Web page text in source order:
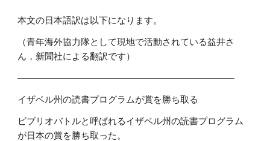
本文の日本語訳は以下になります。
（青年海外協力隊として現地で活動されている益井さ
ん，新聞社による翻訳です）
――――――――――――――――――――――――
イザベル州の読書プログラムが賞を勝ち取る
ビブリオバトルと呼ばれるイザベル州の読書プログラム
が日本の賞を勝ち取った。